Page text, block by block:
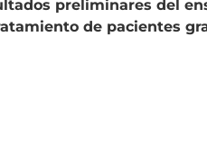
preliminares del
de pacientes